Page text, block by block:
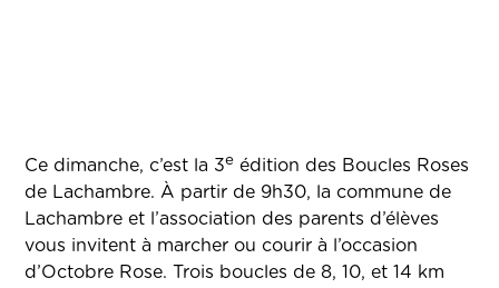
Ce dimanche, c’est la 3e édition des Boucles Roses
de Lachambre. À partir de 9h30, la commune de
Lachambre et l’association des parents d’élèves
vous invitent à marcher ou courir à l’occasion
d’Octobre Rose. Trois boucles de 8, 10, et 14 km